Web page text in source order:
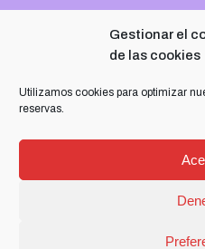
Gestionar el
de las cookies
Utilizamos cookies para optimizar
reservas.